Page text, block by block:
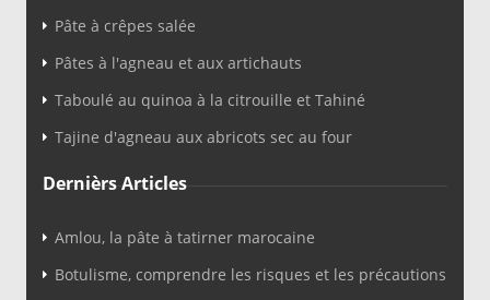
Pâte à crêpes salée
Pâtes à l'agneau et aux artichauts
Taboulé au quinoa à la citrouille et Tahiné
Tajine d'agneau aux abricots sec au four
Dernièrs Articles
Amlou, la pâte à tatirner marocaine
Botulisme, comprendre les risques et les précautions